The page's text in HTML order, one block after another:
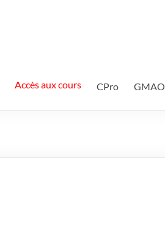
Accès aux cours CPro GMAO